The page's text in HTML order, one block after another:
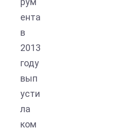
ента
в
2013
году
вып
усти
ла
ком